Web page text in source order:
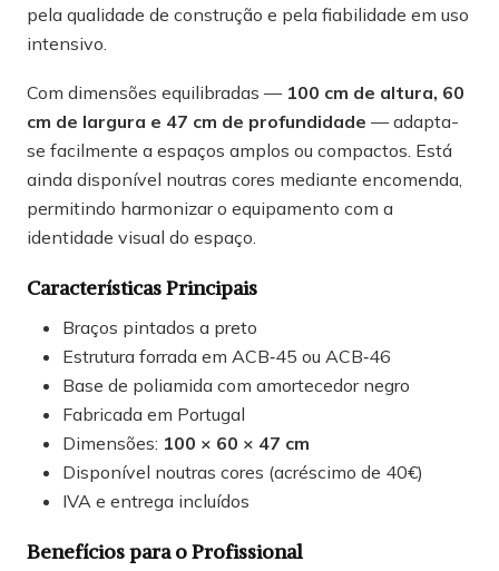
pela qualidade de construção e pela fiabilidade em uso
intensivo.
Com dimensões equilibradas — 100 cm de altura, 60
cm de largura e 47 cm de profundidade — adapta-
se facilmente a espaços amplos ou compactos. Está
ainda disponível noutras cores mediante encomenda,
permitindo harmonizar o equipamento com a
identidade visual do espaço.
Características Principais
Braços pintados a preto
Estrutura forrada em ACB‑45 ou ACB‑46
Base de poliamida com amortecedor negro
Fabricada em Portugal
Dimensões: 100 × 60 × 47 cm
Disponível noutras cores (acréscimo de 40€)
IVA e entrega incluídos
Benefícios para o Profissional